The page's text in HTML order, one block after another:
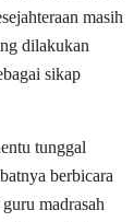
masih
dilakukan
sikap
tunggal
berbicara
madrasah